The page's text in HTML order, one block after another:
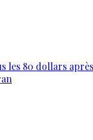
les 80 dollars